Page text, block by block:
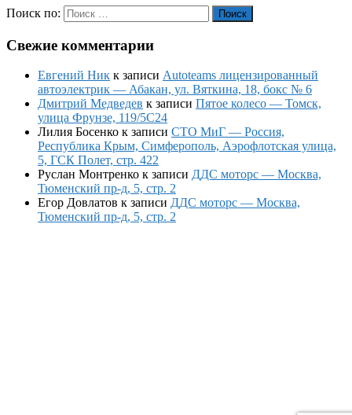
Поиск по: Поиск
Свежие комментарии
Евгений Ник к записи Autoteams лицензированный
автоэлектрик — Абакан, ул. Вяткина, 18, бокс № 6
Дмитрий Медведев к записи Пятое колесо — Томск,
улица Фрунзе, 119/5С24
Лилия Босенко к записи СТО МиГ — Россия,
Республика Крым, Симферополь, Аэрофлотская улица,
5, ГСК Полет, стр. 422
Руслан Монтренко к записи ДДС моторс — Москва,
Тюменский пр-д, 5, стр. 2
Егор Довлатов к записи ДДС моторс — Москва,
Тюменский пр-д, 5, стр. 2